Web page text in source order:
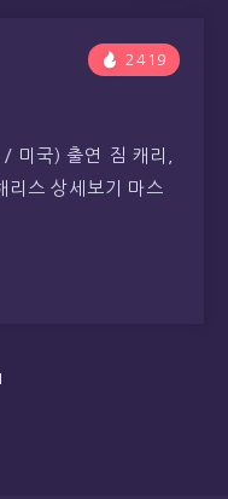
2419
미국) 출연 짐 캐리,
리스 상세보기 마스